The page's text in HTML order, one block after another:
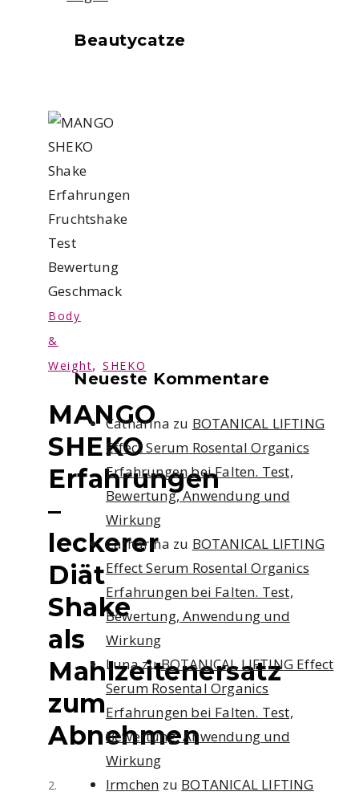
Body
&
Weight, SHEKO
MANGO
SHEKO
Erfahrungen
–
leckerer
Diät
Shake
als
Mahlzeitenersatz
zum
Abnehmen
2.
Beautycatze
Neueste Kommentare
Catharina zu BOTANICAL LIFTING
Effect Serum Rosental Organics
Erfahrungen bei Falten. Test,
Bewertung, Anwendung und
Wirkung
Catharina zu BOTANICAL LIFTING
Effect Serum Rosental Organics
Erfahrungen bei Falten. Test,
Bewertung, Anwendung und
Wirkung
LunazuBOTANICAL LIFTING Effect
Serum Rosental Organics
Erfahrungen bei Falten. Test,
Bewertung, Anwendung und
Wirkung
Irmchen zu BOTANICAL LIFTING